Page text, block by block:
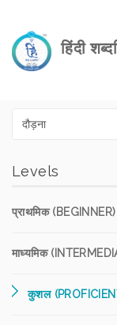
हिंदी
Levels
प्राथमिक (BEGINNER)
माध्यमिक
कुशल